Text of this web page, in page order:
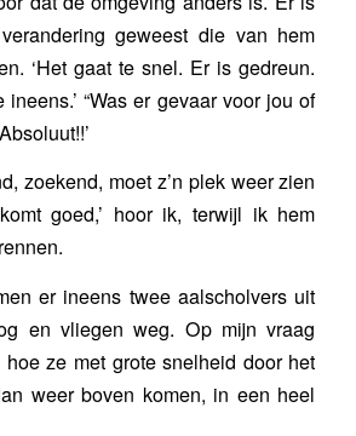
geweest die van hem
‘Het gaat te snel. Er is gedreun.
“Was er gevaar voor jou of
zoekend, moet z’n plek weer zien
goed,’ hoor ik, terwijl ik hem
er ineens twee aalscholvers uit
en vliegen weg. Op mijn vraag
ze met grote snelheid door het
weer boven komen, in een heel